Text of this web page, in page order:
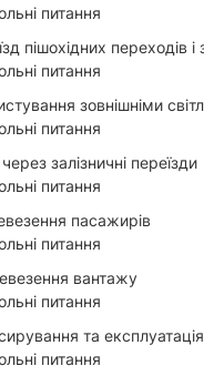
питання
пішохідних переходів
питання
зовнішніми
питання
залізничні переїзди
питання
пасажирів
питання
вантажу
питання
та
питання